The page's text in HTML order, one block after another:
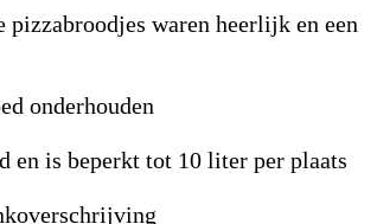
waren heerlijk en een
onderhouden
en is beperkt tot 10 liter per plaats